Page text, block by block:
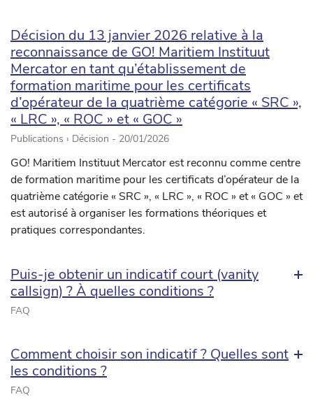
Décision du 13 janvier 2026 relative à la
reconnaissance de GO! Maritiem Instituut
Mercator en tant qu’établissement de
formation maritime pour les certificats
d’opérateur de la quatrième catégorie « SRC »,
« LRC », « ROC » et « GOC »
Publications › Décision - 20/01/2026
GO! Maritiem Instituut Mercator est reconnu comme centre
de formation maritime pour les certificats d’opérateur de la
quatrième catégorie « SRC », « LRC », « ROC » et « GOC » et
est autorisé à organiser les formations théoriques et
pratiques correspondantes.
Puis-je obtenir un indicatif court (vanity
callsign) ? À quelles conditions ?
FAQ
Comment choisir son indicatif ? Quelles sont
les conditions ?
FAQ